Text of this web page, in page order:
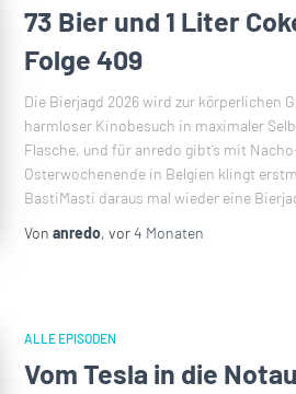
73 Bier und 1 Liter
Folge 409
Die Bierjagd 2026 wird zur körperlichen
harmloser Kinobesuch in maximaler
Flasche, und für anredo gibt’s mit
Osterwochenende in Belgien klingt
BastiMasti daraus mal wieder eine
Von anredo, vor4 Monaten
ALLE EPISODEN
Vom Tesla in die